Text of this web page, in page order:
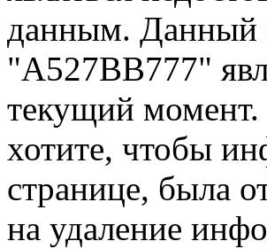
данным. Данный
"А527ВВ777"
текущий
хотите, чтобы
странице, была
на удаление